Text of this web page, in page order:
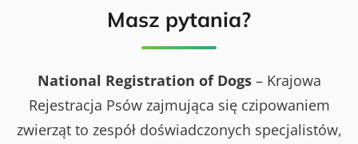
Masz pytania?
National Registration of Dogs– Krajowa
Rejestracja Psów zajmująca się czipowaniem
zwierząt to zespół doświadczonych specjalistów,